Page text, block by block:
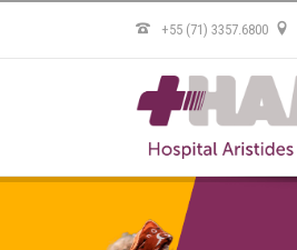
+55 (71) 3357.6800